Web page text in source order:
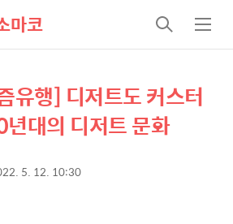
마코
검
색
메
뉴
유행] 디저트도 커스터
대의 디저트 문화
5. 12. 10:30